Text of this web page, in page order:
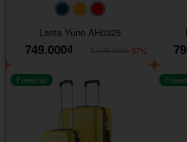
#093f69#ffa500
Larita Yuno AH0325
749.000₫
-37%
Freeship